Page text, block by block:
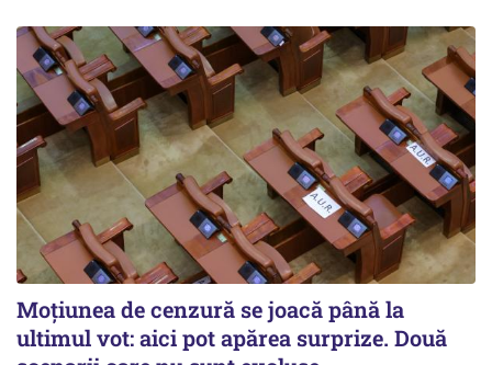
Moțiunea de cenzură se joacă până la
ultimul vot: aici pot apărea surprize. Două